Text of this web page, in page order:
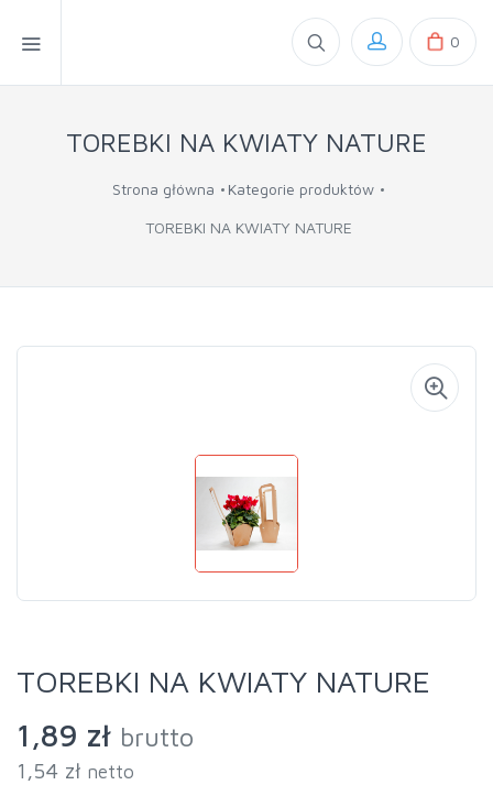
0
TOREBKI NA KWIATY NATURE
Strona główna Kategorie produktów
TOREBKI NA KWIATY NATURE
TOREBKI NA KWIATY NATURE
1,89 zł brutto
1,54 zł netto